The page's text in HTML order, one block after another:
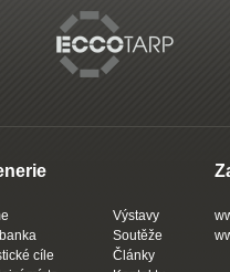
cíle
Výstavy
Soutěže
Články